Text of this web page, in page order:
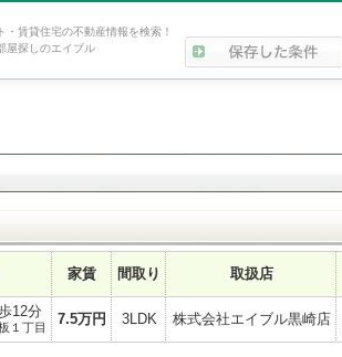
賃貸住宅の不動産情報を検索！
屋探しのエイブル
家賃 間取り 取扱店
12分
１丁目 7.5万円 3LDK 株式会社エイブル黒崎店